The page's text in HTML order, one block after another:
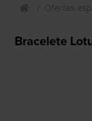
Ofertas
Bracelete